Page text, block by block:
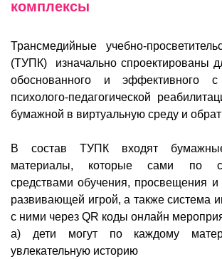
комплексы
Трансмедийные учебно-
(ТУПК) изначально спроектированы
обоснованного и эффективного
психолого-педагогической
бумажной в виртуальную среду и
В состав ТУПК входят
материалы, которые сами по
средствами обучения, просвещения и
развивающей игрой, а также система
с ними через QR коды онлайн
а) дети могут по каждому
увлекательную историю